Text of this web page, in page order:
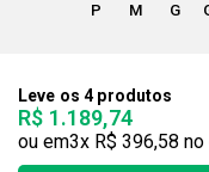
P M G
Leve os 4 produtos
R$ 1.189,74
3x R$ 396,58